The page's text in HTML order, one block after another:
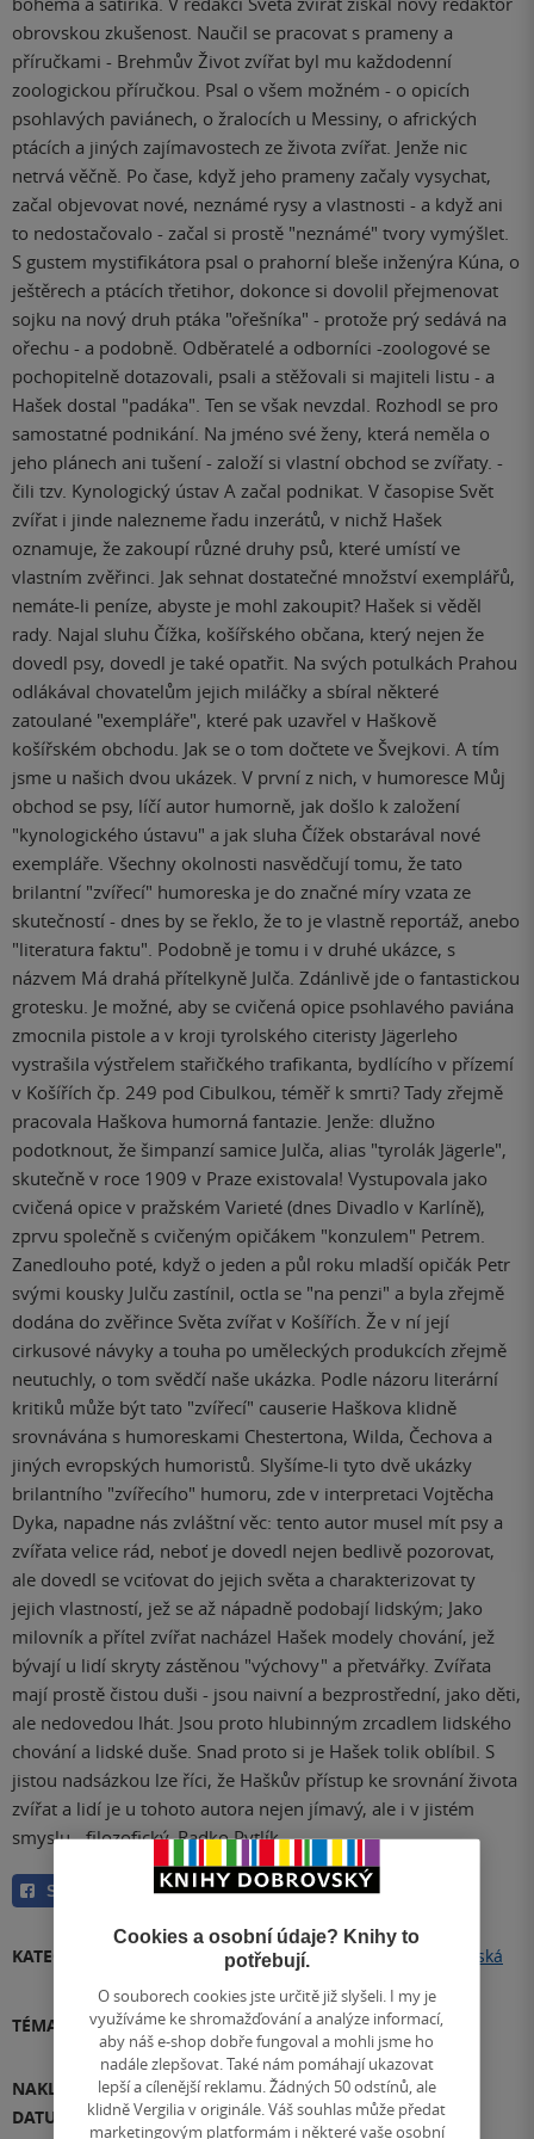
obrovskou zkušenost. Naučil se pracovat s prameny a
příručkami - Brehmův Život zvířat byl mu každodenní
zoologickou příručkou. Psal o všem možném - o opicích
psohlavých paviánech, o žralocích u Messiny, o afrických
ptácích a jiných zajímavostech ze života zvířat. Jenže nic
netrvá věčně. Po čase, když jeho prameny začaly vysychat,
začal objevovat nové, neznámé rysy a vlastnosti - a když ani
to nedostačovalo - začal si prostě "neznámé" tvory vymýšlet.
S gustem mystifikátora psal o prahorní bleše inženýra Kúna, o
ještěrech a ptácích třetihor, dokonce si dovolil přejmenovat
sojku na nový druh ptáka "ořešníka" - protože prý sedává na
ořechu - a podobně. Odběratelé a odborníci -zoologové se
pochopitelně dotazovali, psali a stěžovali si majiteli listu - a
Hašek dostal "padáka". Ten se však nevzdal. Rozhodl se pro
samostatné podnikání. Na jméno své ženy, která neměla o
jeho plánech ani tušení - založí si vlastní obchod se zvířaty. -
čili tzv. Kynologický ústav A začal podnikat. V časopise Svět
zvířat i jinde nalezneme řadu inzerátů, v nichž Hašek
oznamuje, že zakoupí různé druhy psů, které umístí ve
vlastním zvěřinci. Jak sehnat dostatečné množství exemplářů,
nemáte-li peníze, abyste je mohl zakoupit? Hašek si věděl
rady. Najal sluhu Čížka, košířského občana, který nejen že
dovedl psy, dovedl je také opatřit. Na svých potulkách Prahou
odlákával chovatelům jejich miláčky a sbíral některé
zatoulané "exempláře", které pak uzavřel v Haškově
košířském obchodu. Jak se o tom dočtete ve Švejkovi. A tím
jsme u našich dvou ukázek. V první z nich, v humoresce Můj
obchod se psy, líčí autor humorně, jak došlo k založení
"kynologického ústavu" a jak sluha Čížek obstarával nové
exempláře. Všechny okolnosti nasvědčují tomu, že tato
brilantní "zvířecí" humoreska je do značné míry vzata ze
skutečností - dnes by se řeklo, že to je vlastně reportáž, anebo
"literatura faktu". Podobně je tomu i v druhé ukázce, s
názvem Má drahá přítelkyně Julča. Zdánlivě jde o fantastickou
grotesku. Je možné, aby se cvičená opice psohlavého paviána
zmocnila pistole a v kroji tyrolského citeristy Jägerleho
vystrašila výstřelem stařičkého trafikanta, bydlícího v přízemí
v Košířích čp. 249 pod Cibulkou, téměř k smrti? Tady zřejmě
pracovala Haškova humorná fantazie. Jenže: dlužno
podotknout, že šimpanzí samice Julča, alias "tyrolák Jägerle",
skutečně v roce 1909 v Praze existovala! Vystupovala jako
cvičená opice v pražském Varieté (dnes Divadlo v Karlíně),
zprvu společně s cvičeným opičákem "konzulem" Petrem.
Zanedlouho poté, když o jeden a půl roku mladší opičák Petr
svými kousky Julču zastínil, octla se "na penzi" a byla zřejmě
dodána do zvěřince Světa zvířat v Košířích. Že v ní její
cirkusové návyky a touha po uměleckých produkcích zřejmě
neutuchly, o tom svědčí naše ukázka. Podle názoru literární
kritiků může být tato "zvířecí" causerie Haškova klidně
srovnávána s humoreskami Chestertona, Wilda, Čechova a
jiných evropských humoristů. Slyšíme-li tyto dvě ukázky
brilantního "zvířecího" humoru, zde v interpretaci Vojtěcha
Dyka, napadne nás zvláštní věc: tento autor musel mít psy a
zvířata velice rád, neboť je dovedl nejen bedlivě pozorovat,
ale dovedl se vciťovat do jejich světa a charakterizovat ty
jejich vlastností, jež se až nápadně podobají lidským; Jako
milovník a přítel zvířat nacházel Hašek modely chování, jež
bývají u lidí skryty zástěnou "výchovy" a přetvářky. Zvířata
mají prostě čistou duši - jsou naivní a bezprostřední, jako děti,
ale nedovedou lhát. Jsou proto hlubinným zrcadlem lidského
chování a lidské duše. Snad proto si je Hašek tolik oblíbil. S
jistou nadsázkou lze říci, že Haškův přístup ke srovnání života
zvířat a lidí je u tohoto autora nejen jímavý, ale i v jistém
smyslu - filozofický. Radko Pytlík
Sdílet
KATEGORIE Audioknihy»Beletrie
Česká a slovenská
TÉMATA
Přidat téma
NAKLADATEL
Supraphon
DATUM VYDÁNÍ
12.04.2013
Cookies a osobní údaje? Knihy to
potřebují.
O souborech cookies jste určitě již slyšeli. I my je
využíváme ke shromažďování a analýze informací,
aby náš e-shop dobře fungoval a mohli jsme ho
nadále zlepšovat. Také nám pomáhají ukazovat
lepší a cílenější reklamu. Žádných 50 odstínů, ale
klidně Vergilia v originále. Váš souhlas může předat
marketingovým platformám i některé vaše osobní